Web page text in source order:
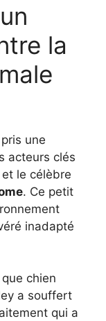
la
une
acteurs clés
et le célèbre
. Ce petit
inadapté
chien
a souffert
qui a